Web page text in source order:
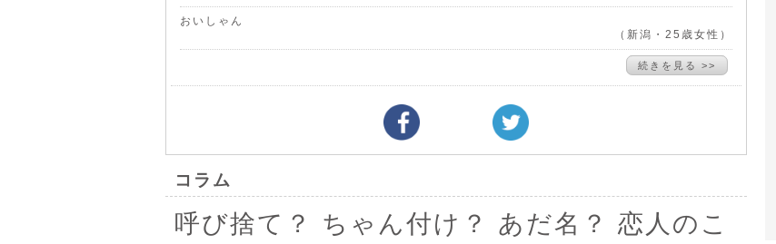
おいしゃん
（新潟・25歳女性）
続きを見る >>
コラム
呼び捨て？ ちゃん付け？ あだ名？ 恋人のこ